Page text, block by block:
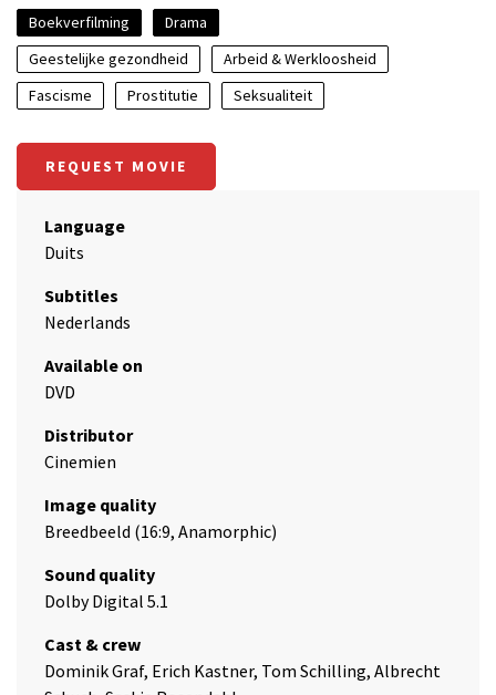
Boekverfilming
Drama
Geestelijke gezondheid
Arbeid & Werkloosheid
Fascisme
Prostitutie Seksualiteit
REQUEST MOVIE
Language
Duits
Subtitles
Nederlands
Available on
DVD
Distributor
Cinemien
Image quality
Breedbeeld (16:9, Anamorphic)
Sound quality
Dolby Digital 5.1
Cast & crew
Dominik Graf, Erich Kastner, Tom Schilling, Albrecht